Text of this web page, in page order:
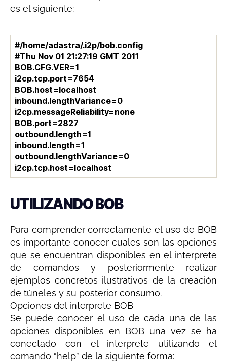
es el siguiente:
#/home/adastra/.i2p/bob.config
#Thu Nov 01 21:27:19 GMT 2011
BOB.CFG.VER=1
i2cp.tcp.port=7654
BOB.host=localhost
inbound.lengthVariance=0
i2cp.messageReliability=none
BOB.port=2827
outbound.length=1
inbound.length=1
outbound.lengthVariance=0
i2cp.tcp.host=localhost
UTILIZANDO BOB
Para comprender correctamente el uso de BOB
es importante conocer cuales son las opciones
que se encuentran disponibles en el interprete
de comandos y posteriormente realizar
ejemplos concretos ilustrativos de la creación
de túneles y su posterior consumo.
Opciones del interprete BOB
Se puede conocer el uso de cada una de las
opciones disponibles en BOB una vez se ha
conectado con el interprete utilizando el
comando “help” de la siguiente forma: